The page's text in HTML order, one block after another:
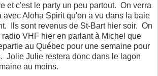
et c'est le party un peu partout. On verra
avec Aloha Spirit qu'on a vu dans la baie
Ils sont revenus de St-Bart hier soir. On
VHF hier en parlant à Michel que
au Québec pour une semaine pour
Jolie Julie restera donc dans le lagon
au moins.